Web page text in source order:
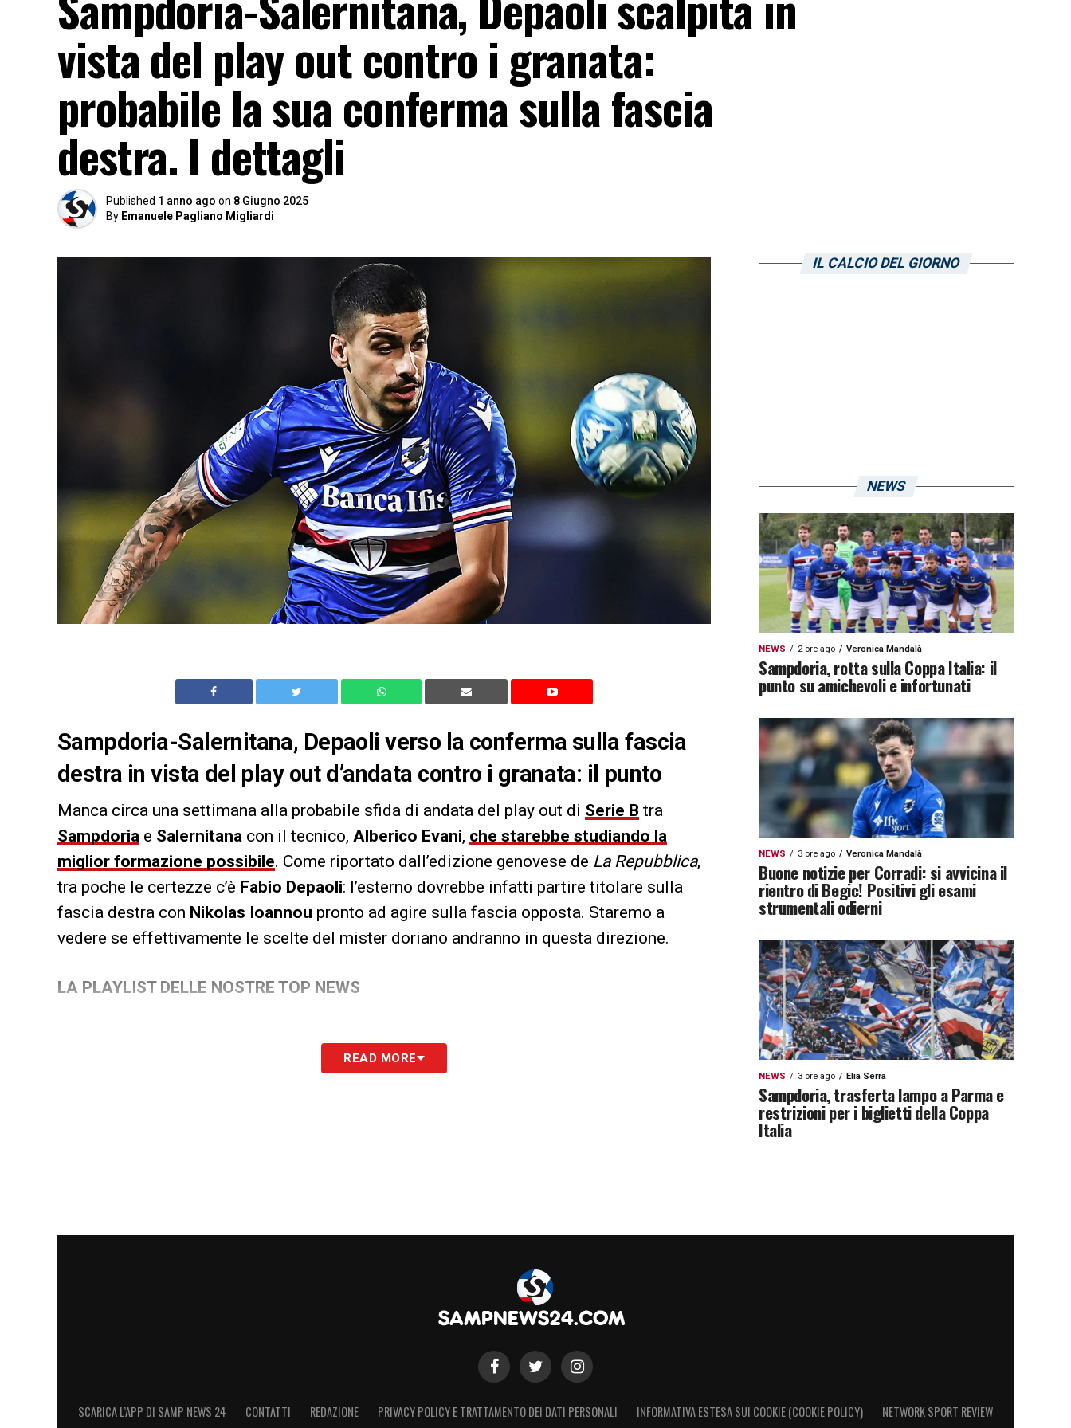
vista del play out contro i granata:
probabile la sua conferma sulla fascia
destra. I dettagli
Published 1 anno ago on 8 Giugno 2025
By Emanuele Pagliano Migliardi
Sampdoria-Salernitana, Depaoli verso la conferma sulla fascia
destra in vista del play out d’andata contro i granata: il punto
Manca circa una settimana alla probabile sfida di andata del play out di Serie B tra
Sampdoria e Salernitana con il tecnico, Alberico Evani, che starebbe studiando la
miglior formazione possibile. Come riportato dall’edizione genovese de La Repubblica,
tra poche le certezze c’è Fabio Depaoli: l’esterno dovrebbe infatti partire titolare sulla
fascia destra con Nikolas Ioannou pronto ad agire sulla fascia opposta. Staremo a
vedere se effettivamente le scelte del mister doriano andranno in questa direzione.
LA PLAYLIST DELLE NOSTRE TOP NEWS
READ MORE
IL CALCIO DEL GIORNO
NEWS
NEWS 2 ore ago Veronica Mandalà
Sampdoria, rotta sulla Coppa Italia: il
punto su amichevoli e infortunati
NEWS 3 ore ago Veronica Mandalà
Buone notizie per Corradi: si avvicina il
rientro di Begic! Positivi gli esami
strumentali odierni
NEWS 3 ore ago Elia Serra
Sampdoria, trasferta lampo a Parma e
restrizioni per i biglietti della Coppa
Italia
SCARICA L’APP DI SAMP NEWS 24 CONTATTI REDAZIONE PRIVACY POLICY E TRATTAMENTO DEI DATI PERSONALI INFORMATIVA ESTESA SUI COOKIE (COOKIE POLICY) NETWORK SPORT REVIEW